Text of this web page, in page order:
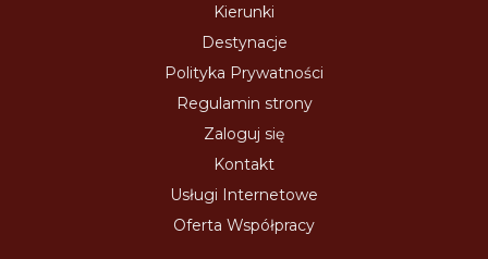
Kierunki
Destynacje
Polityka Prywatności
Regulamin strony
Zaloguj się
Kontakt
Usługi Internetowe
Oferta Współpracy